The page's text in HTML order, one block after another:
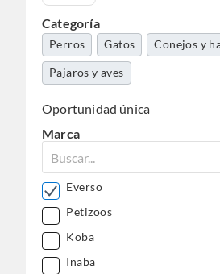
Categoría
Perros Gatos Conejos y
Pajaros y aves
Oportunidad única
Marca
Everso
Petizoos
Koba
Inaba